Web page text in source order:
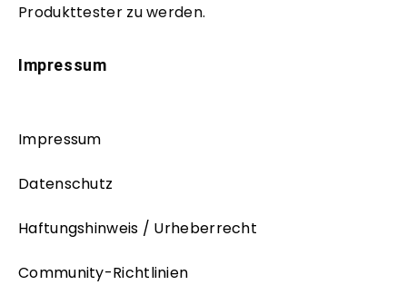
Produkttester zu werden.
Impressum
Impressum
Datenschutz
Haftungshinweis / Urheberrecht
Community-Richtlinien